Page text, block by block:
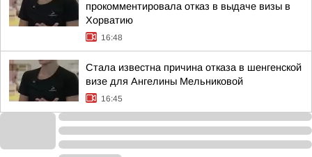
прокомментировала отказ в выдаче визы в
Хорватию
16:48
Стала известна причина отказа в шенгенской
визе для Ангелины Мельниковой
16:45